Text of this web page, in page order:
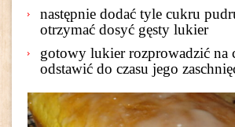
następnie dodać tyle cukru
otrzymać dosyć gęsty lukier
gotowy lukier rozprowadzić na
odstawić do czasu jego